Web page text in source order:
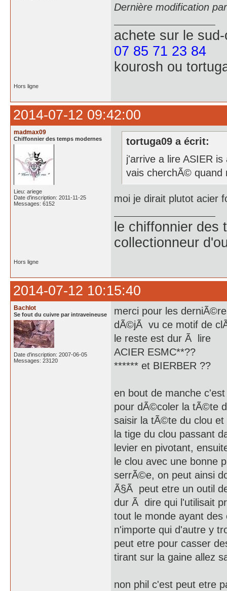
Dernière modification
achete sur le
07 85 71 23 84
kourosh ou
Hors ligne
2014-07-12 09:42:00
madmax09
Chiffonnier des temps modernes
Lieu: ariege
Date d'inscription: 2011-11-25
Messages: 6152
tortuga09 a écrit:
j'arrive a lire ASIER
vais cherchÃ© quand
moi je dirait plutot acier
le chiffonnier des
collectionneur
Hors ligne
2014-07-12 10:15:40
Bachlot
Se fout du cuivre par intraveineuse
Date d'inscription: 2007-06-05
Messages: 23120
merci pour les
dÃ©jÃ vu ce motif de
le reste est dur Ã lire
ACIER ESMC**??
****** et BIERBER ??
en bout de manche
pour dÃ©coler la tÃ©te
saisir la tÃ©te du clou et
la tige du clou passant
levier en pivotant,
le clou avec une bonne
serrÃ©e, on peut ainsi
Ã§Ã peut etre un outil
dur Ã dire qui l'utilisait
tout le monde ayant
n'importe qui d'autre y
peut etre pour casser
tirant sur la gaine allez
non phil c'est peut etre